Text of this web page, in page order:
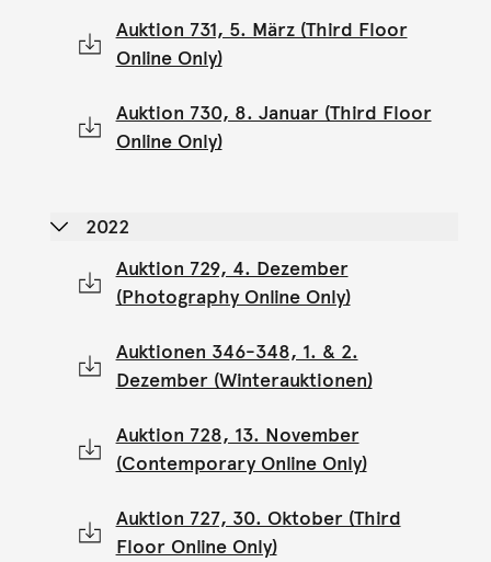
Auktion 731, 5. März (Third Floor
Online Only)
Auktion 730, 8. Januar (Third Floor
Online Only)
2022
Auktion 729, 4. Dezember
(Photography Online Only)
Auktionen 346-348, 1. & 2.
Dezember (Winterauktionen)
Auktion 728, 13. November
(Contemporary Online Only)
Auktion 727, 30. Oktober (Third
Floor Online Only)